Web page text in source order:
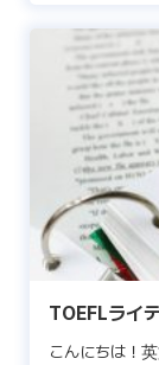
TOEFLライ
ス
こんにちは！